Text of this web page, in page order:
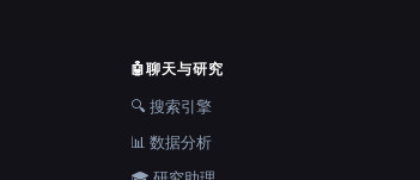
🤖聊天与研究
🔍 搜索引擎
📊 数据分析